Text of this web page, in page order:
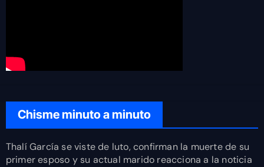
Chisme minuto a minuto
Thalí García se viste de luto, confirman la muerte de su
primer esposo y su actual marido reacciona a la noticia